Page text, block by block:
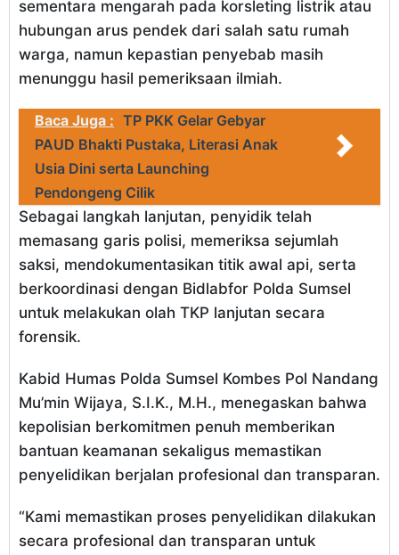
sementara mengarah pada korsleting listrik atau
hubungan arus pendek dari salah satu rumah
warga, namun kepastian penyebab masih
menunggu hasil pemeriksaan ilmiah.
Baca Juga : TP PKK Gelar Gebyar
PAUD Bhakti Pustaka, Literasi Anak
Usia Dini serta Launching
Pendongeng Cilik
Sebagai langkah lanjutan, penyidik telah
memasang garis polisi, memeriksa sejumlah
saksi, mendokumentasikan titik awal api, serta
berkoordinasi dengan Bidlabfor Polda Sumsel
untuk melakukan olah TKP lanjutan secara
forensik.
Kabid Humas Polda Sumsel Kombes Pol Nandang
Mu’min Wijaya, S.I.K., M.H., menegaskan bahwa
kepolisian berkomitmen penuh memberikan
bantuan keamanan sekaligus memastikan
penyelidikan berjalan profesional dan transparan.
“Kami memastikan proses penyelidikan dilakukan
secara profesional dan transparan untuk